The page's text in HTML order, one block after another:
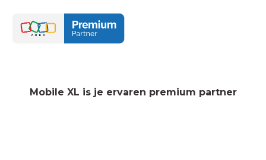
Mobile XL is je ervaren premium partner